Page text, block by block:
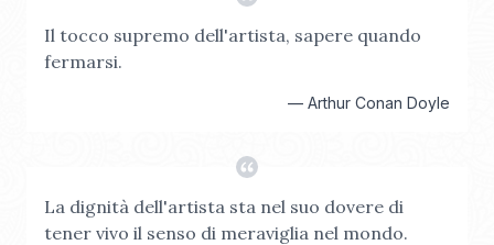
Il tocco supremo dell'artista, sapere quando
fermarsi.
— Arthur Conan Doyle
La dignità dell'artista sta nel suo dovere di
tener vivo il senso di meraviglia nel mondo.